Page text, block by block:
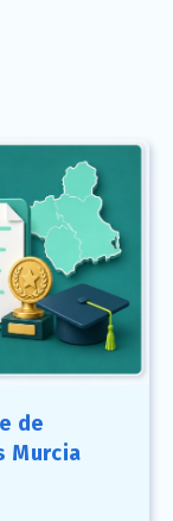
de
Murcia